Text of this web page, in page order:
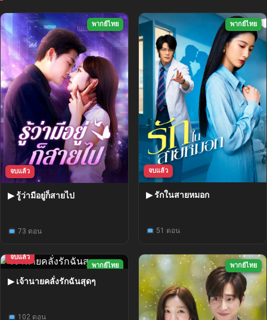
พากย์ไทย
จบแล้ว
▶ รู้ว่ามีอยู่ก็สายไป
73 ตอน
พากย์ไทย
จบแล้ว
▶ รักในสายหมอก
51 ตอน
พากย์ไทย
จบแล้ว
▶ เจ้านายคลั่งรักฉันสุดๆ
102 ตอน
พากย์ไทย